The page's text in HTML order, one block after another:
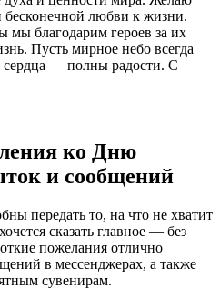
бесконечной любви к жизни.
мы благодарим героев за их
Пусть мирное небо всегда
сердца — полны радости. С
ко Дню
и сообщений
передать то, на что не хватит
сказать главное — без
пожелания отлично
в мессенджерах, а также
сувенирам.